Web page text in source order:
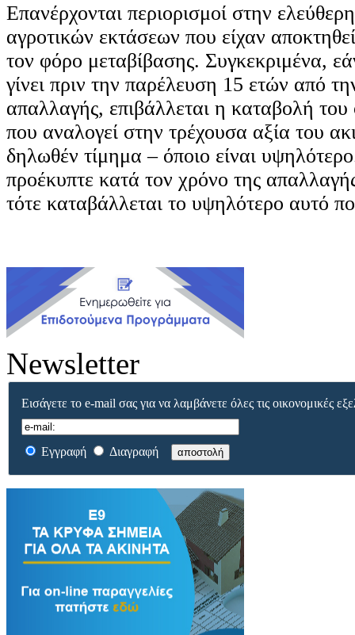
Επανέρχονται περιορισμοί στην
αγροτικών εκτάσεων που είχαν
τον φόρο μεταβίβασης. Συγκεκριμένα,
γίνει πριν την παρέλευση 15 ετών από
απαλλαγής, επιβάλλεται η καταβολή
που αναλογεί στην τρέχουσα αξία του
δηλωθέν τίμημα – όποιο είναι
προέκυπτε κατά τον χρόνο της
τότε καταβάλλεται το υψηλότερο αυτό
Newsletter
Εισάγετε το e-mail σας για να λαμβάνετε όλες τις οικονομικές
Εγγραφή Διαγραφή αποστολή